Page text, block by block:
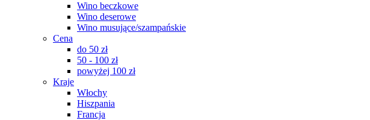
Wino beczkowe
Wino deserowe
Wino musujące/szampańskie
Cena
do 50 zł
50 - 100 zł
powyżej 100 zł
Kraje
Włochy
Hiszpania
Francja